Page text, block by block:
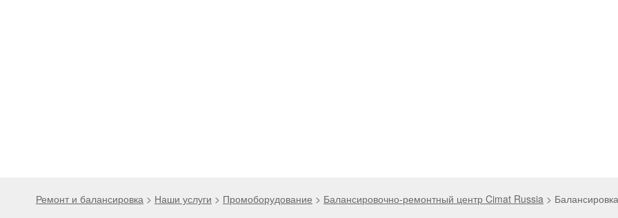
Ремонт и балансировка > Наши услуги > Промоборудование > Балансировочно-ремонтный центр Cimat Russia >